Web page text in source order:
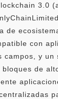
3.0
de
con
campos, y un
de